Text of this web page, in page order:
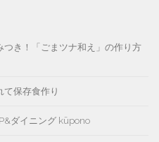
き！「ごまツナ和え」の作り方
て保存食作り
ダイニング kūpono